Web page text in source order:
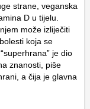
strane, veganska
D u tijelu.
može izliječiti
koja se
je dio
znanosti, piše
a čija je glavna